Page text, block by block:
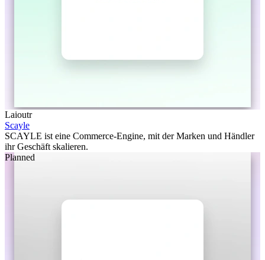
Laioutr
Scayle
SCAYLE ist eine Commerce-Engine, mit der Marken und Händler
ihr Geschäft skalieren.
Planned